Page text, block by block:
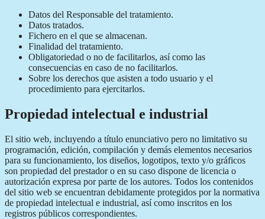
Datos del Responsable del tratamiento.
Datos tratados.
Fichero en el que se almacenan.
Finalidad del tratamiento.
Obligatoriedad o no de facilitarlos, así como las
consecuencias en caso de no facilitarlos.
Sobre los derechos que asisten a todo usuario y el
procedimiento para ejercitarlos.
Propiedad intelectual e industrial
El sitio web, incluyendo a título enunciativo pero no limitativo su
programación, edición, compilación y demás elementos necesarios
para su funcionamiento, los diseños, logotipos, texto y/o gráficos
son propiedad del prestador o en su caso dispone de licencia o
autorización expresa por parte de los autores. Todos los contenidos
del sitio web se encuentran debidamente protegidos por la normativa
de propiedad intelectual e industrial, así como inscritos en los
registros públicos correspondientes.